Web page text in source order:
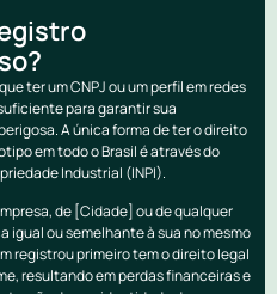
ter um CNPJ ou um perfil em redes
para garantir sua
A única forma de ter o direito
em todo o Brasil é através do
Industrial (INPI).
de [Cidade] ou de qualquer
igual ou semelhante à sua no mesmo
registrou primeiro tem o direito legal
resultando em perdas financeiras e